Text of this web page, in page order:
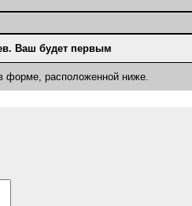
Ваш будет первым
форме, расположенной ниже.